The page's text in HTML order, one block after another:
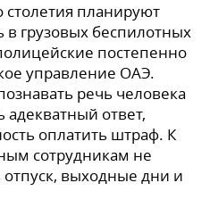
столетия планируют
в грузовых беспилотных
постепенно
управление ОАЭ.
речь человека
адекватный ответ,
оплатить штраф. К
сотрудникам не
отпуск, выходные дни и